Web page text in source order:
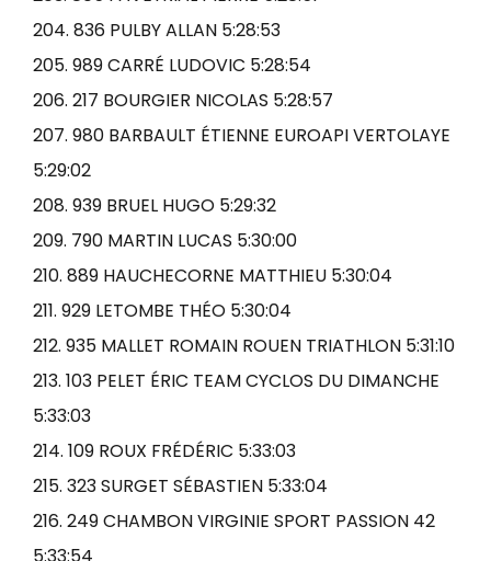
204. 836 PULBY ALLAN 5:28:53
205. 989 CARRÉ LUDOVIC 5:28:54
206. 217 BOURGIER NICOLAS 5:28:57
207. 980 BARBAULT ÉTIENNE EUROAPI VERTOLAYE
5:29:02
208. 939 BRUEL HUGO 5:29:32
209. 790 MARTIN LUCAS 5:30:00
210. 889 HAUCHECORNE MATTHIEU 5:30:04
211. 929 LETOMBE THÉO 5:30:04
212. 935 MALLET ROMAIN ROUEN TRIATHLON 5:31:10
213. 103 PELET ÉRIC TEAM CYCLOS DU DIMANCHE
5:33:03
214. 109 ROUX FRÉDÉRIC 5:33:03
215. 323 SURGET SÉBASTIEN 5:33:04
216. 249 CHAMBON VIRGINIE SPORT PASSION 42